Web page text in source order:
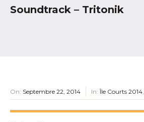
Soundtrack – Tritonik
On: Septembre 22, 2014 In:Île Courts 2014,